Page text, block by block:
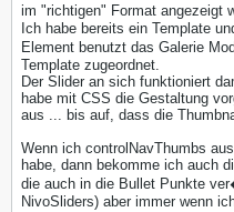
im "richtigen" Format angezeigt
Ich habe bereits ein Template
Element benutzt das Galerie
Template zugeordnet.
Der Slider an sich funktioniert
habe mit CSS die Gestaltung
aus ... bis auf, dass die
Wenn ich controlNavThumbs
habe, dann bekomme ich auch
die auch in die Bullet Punkte
NivoSliders) aber immer wenn